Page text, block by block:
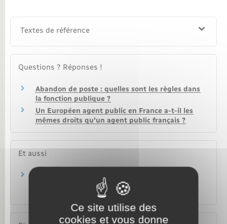
Textes de référence
Questions ? Réponses !
Abandon de poste : quelles sont les règles dans
la fonction publique ?
Un Européen agent public en France a-t-il les
mêmes droits qu'un agent public français ?
Et aussi
Sanctions disciplinaires dans la fonction
Ce site utilise des
cookies et vous donne